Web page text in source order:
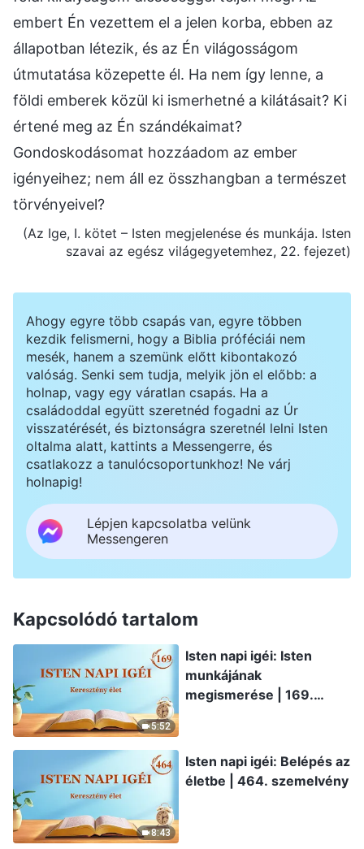
embert Én vezettem el a jelen korba, ebben az
állapotban létezik, és az Én világosságom
útmutatása közepette él. Ha nem így lenne, a
földi emberek közül ki ismerhetné a kilátásait? Ki
értené meg az Én szándékaimat?
Gondoskodásomat hozzáadom az ember
igényeihez; nem áll ez összhangban a természet
törvényeivel?
(Az Ige, I. kötet – Isten megjelenése és munkája. Isten
szavai az egész világegyetemhez, 22. fejezet)
Ahogy egyre több csapás van, egyre többen
kezdik felismerni, hogy a Biblia próféciái nem
mesék, hanem a szemünk előtt kibontakozó
valóság. Senki sem tudja, melyik jön el előbb: a
holnap, vagy egy váratlan csapás. Ha a
családoddal együtt szeretnéd fogadni az Úr
visszatérését, és biztonságra szeretnél lelni Isten
oltalma alatt, kattints a Messengerre, és
csatlakozz a tanulócsoportunkhoz! Ne várj
holnapig!
Lépjen kapcsolatba velünk
Messengeren
Kapcsolódó tartalom
5:52
Isten napi igéi: Isten
munkájának
megismerése | 169.
8:43
Isten napi igéi: Belépés az
életbe | 464. szemelvény